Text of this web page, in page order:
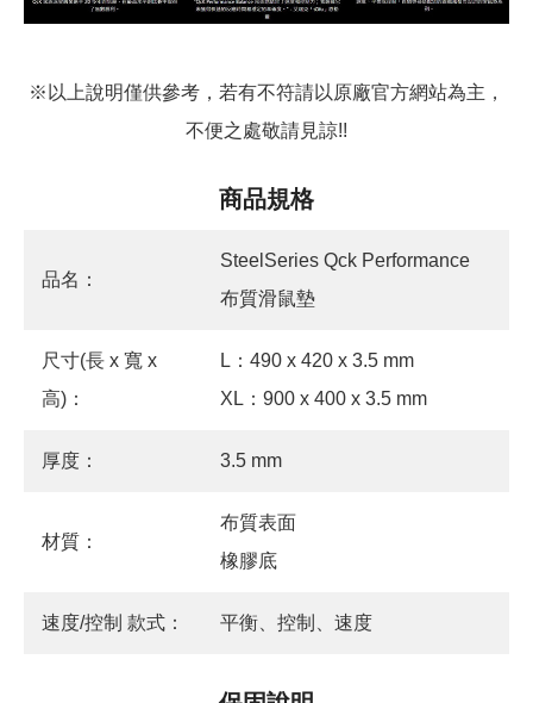
※以上說明僅供參考，若有不符請以原廠官方網站為主，
不便之處敬請見諒!!
商品規格
品名：
SteelSeries Qck Performance
布質滑鼠墊
尺寸(長 x 寬 x
高)：
L：490 x 420 x 3.5 mm
XL：900 x 400 x 3.5 mm
厚度： 3.5 mm
材質：
布質表面
橡膠底
速度/控制 款式： 平衡、控制、速度